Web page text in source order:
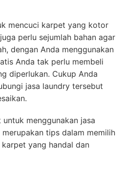
mencuci karpet yang kotor
perlu sejumlah bahan agar
dengan Anda menggunakan
Anda tak perlu membeli
diperlukan. Cukup Anda
jasa laundry tersebut
menggunakan jasa
tips dalam memilih
yang handal dan